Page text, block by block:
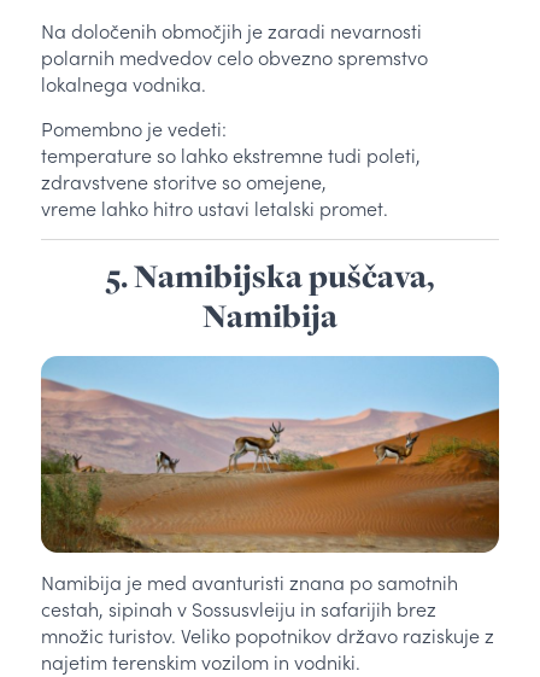
Na določenih območjih je zaradi nevarnosti
polarnih medvedov celo obvezno spremstvo
lokalnega vodnika.
Pomembno je vedeti:
temperature so lahko ekstremne tudi poleti,
zdravstvene storitve so omejene,
vreme lahko hitro ustavi letalski promet.
5. Namibijska puščava,
Namibija
Namibija je med avanturisti znana po samotnih
cestah, sipinah v Sossusvleiju in safarijih brez
množic turistov. Veliko popotnikov državo raziskuje z
najetim terenskim vozilom in vodniki.